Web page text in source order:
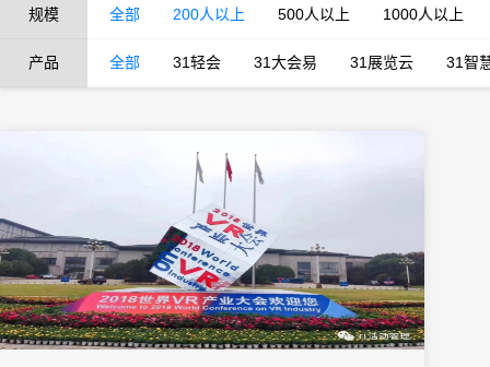
规模 全部 200人以上 500人以上 1000人以上
产品 全部 31轻会 31大会易 31展览云 31智